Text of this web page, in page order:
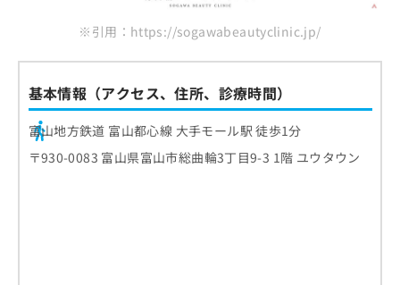
※引用：https://sogawabeautyclinic.jp/
基本情報（アクセス、住所、診療時間）
富山地方鉄道 富山都心線 大手モール駅 徒歩1分
〒930-0083 富山県富山市総曲輪3丁目9-3 1階 ユウタウン